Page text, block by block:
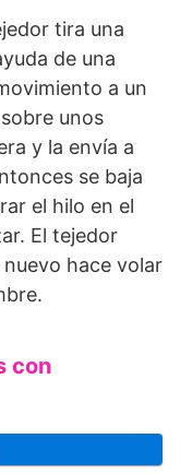
tira una
de una
a un
unos
y la envía a
se baja
el hilo en el
El tejedor
hace volar
con